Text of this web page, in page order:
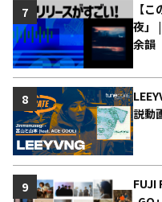
【
夜」
余韻
7
説動
8
FUJI
9